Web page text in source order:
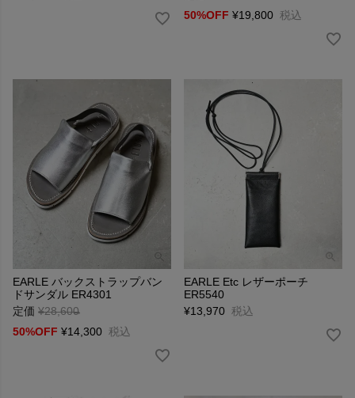
50%OFF ¥19,800 税込
EARLE バックストラップバン
ドサンダル ER4301
定価 ¥28,600
→
50%OFF ¥14,300 税込
EARLE Etc レザーポーチ
ER5540
¥13,970 税込